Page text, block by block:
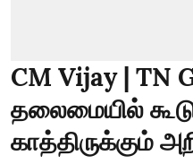
CM Vijay | TN
தலைமையில்
காத்திருக்கும்